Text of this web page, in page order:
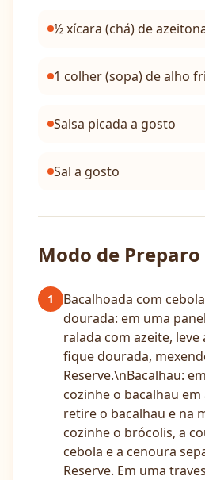
½ xícara (chá) de
1 colher (sopa) de alho
Salsa picada a gosto
Sal a gosto
Modo de Preparo
1
Bacalhoada com
dourada: em uma
ralada com azeite,
fique dourada,
Reserve.\nBacalhau:
cozinhe o bacalhau em
retire o bacalhau e na
cozinhe o brócolis, a
cebola e a cenoura
Reserve. Em uma